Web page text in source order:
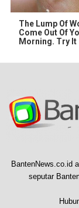
The Lump Of
Come Out Of
Morning. Try It
BantenNews.co.id
seputar